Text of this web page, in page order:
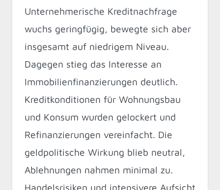
Unternehmerische Kreditnachfrage
wuchs geringfügig, bewegte sich aber
insgesamt auf niedrigem Niveau.
Dagegen stieg das Interesse an
Immobilienfinanzierungen deutlich.
Kreditkonditionen für Wohnungsbau
und Konsum wurden gelockert und
Refinanzierungen vereinfacht. Die
geldpolitische Wirkung blieb neutral,
Ablehnungen nahmen minimal zu.
Handelsrisiken und intensivere Aufsicht